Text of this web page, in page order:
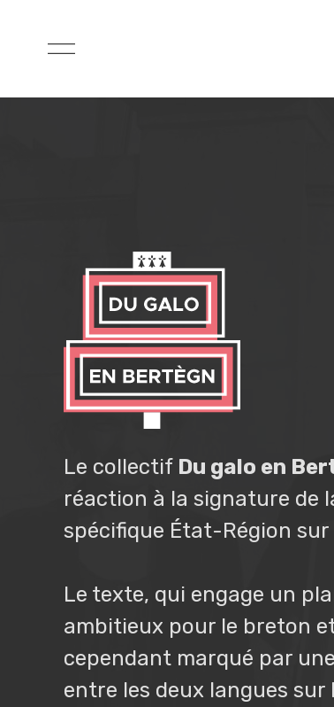
Le collectif Du galo en
réaction à la signature de
spécifique État-Région
Le texte, qui engage un
ambitieux pour le breton
cependant marqué par
entre les deux langues